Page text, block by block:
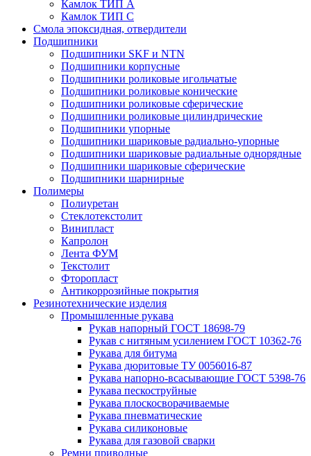
Камлок ТИП А
Камлок ТИП С
Смола эпоксидная, отвердители
Подшипники
Подшипники SKF и NTN
Подшипники корпусные
Подшипники роликовые игольчатые
Подшипники роликовые конические
Подшипники роликовые сферические
Подшипники роликовые цилиндрические
Подшипники упорные
Подшипники шариковые радиально-упорные
Подшипники шариковые радиальные однорядные
Подшипники шариковые сферические
Подшипники шарнирные
Полимеры
Полиуретан
Стеклотекстолит
Винипласт
Капролон
Лента ФУМ
Текстолит
Фторопласт
Антикоррозийные покрытия
Резинотехнические изделия
Промышленные рукава
Рукав напорный ГОСТ 18698-79
Рукав с нитяным усилением ГОСТ 10362-76
Рукава для битума
Рукава дюритовые ТУ 0056016-87
Рукава напорно-всасывающие ГОСТ 5398-76
Рукава пескоструйные
Рукава плоскосворачиваемые
Рукава пневматические
Рукава силиконовые
Рукава для газовой сварки
Ремни приводные